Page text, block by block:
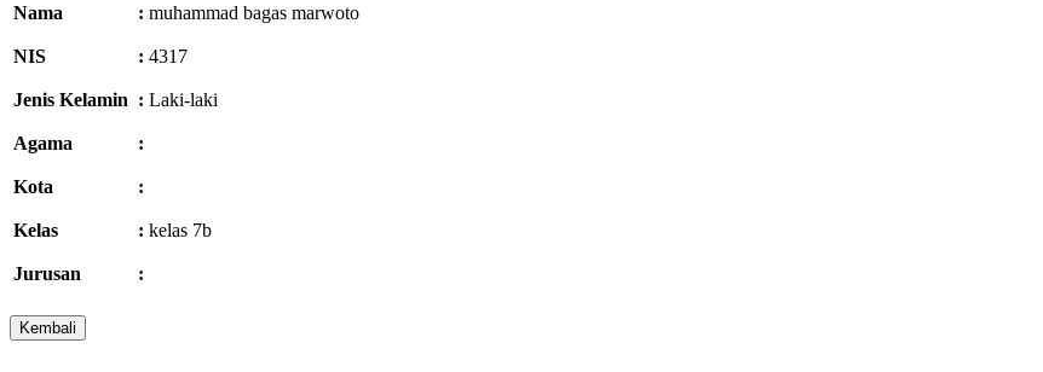
Nama : muhammad bagas marwoto
NIS : 4317
Jenis Kelamin : Laki-laki
Agama :
Kota :
Kelas : kelas 7b
Jurusan :